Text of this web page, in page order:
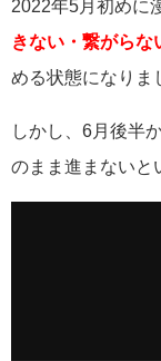
2022年5月初めに
きない・繋がらな
める状態になりま
しかし、6月後半
のまま進まないと